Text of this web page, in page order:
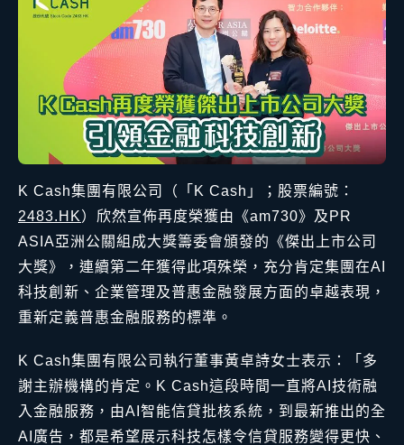
K Cash集團有限公司（「K Cash」；股票編號：
2483.HK）欣然宣佈再度榮獲由《am730》及PR
ASIA亞洲公關組成大獎籌委會頒發的《傑出上市公司
大獎》，連續第二年獲得此項殊榮，充分肯定集團在AI
科技創新、企業管理及普惠金融發展方面的卓越表現，
重新定義普惠金融服務的標準。
K Cash集團有限公司執行董事黃卓詩女士表示：「多
謝主辦機構的肯定。K Cash這段時間一直將AI技術融
入金融服務，由AI智能信貸批核系統，到最新推出的全
AI廣告，都是希望展示科技怎樣令信貸服務變得更快、